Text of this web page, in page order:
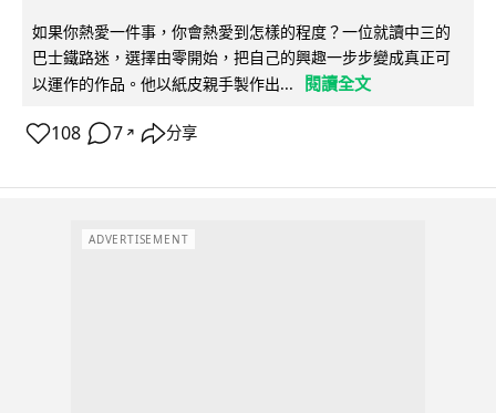
如果你熱愛一件事，你會熱愛到怎樣的程度？一位就讀中三的
巴士鐵路迷，選擇由零開始，把自己的興趣一步步變成真正可
以運作的作品。他以紙皮親手製作出...
閱讀全文
108 7 ↗ 分享
ADVERTISEMENT